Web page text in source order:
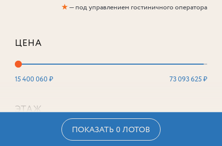
★— под управлением гостиничного оператора
ЦЕНА
15 400 060 ₽ 73 093 625 ₽
ЭТАЖ
ПОКАЗАТЬ 0 ЛОТОВ